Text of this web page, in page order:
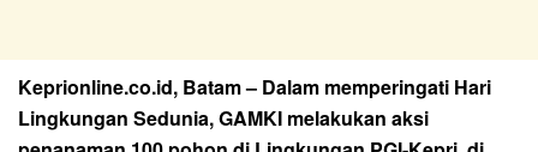
Keprionline.co.id, Batam– Dalam memperingati Hari
Lingkungan Sedunia, GAMKI melakukan aksi